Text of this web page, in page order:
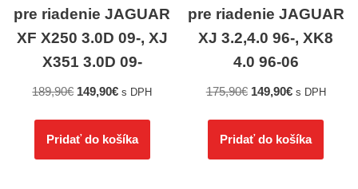
pre riadenie JAGUAR
XF X250 3.0D 09-, XJ
X351 3.0D 09-
189,90€ 149,90€ s DPH
Pridať do košíka
pre riadenie JAGUAR
XJ 3.2,4.0 96-, XK8
4.0 96-06
175,90€ 149,90€ s DPH
Pridať do košíka